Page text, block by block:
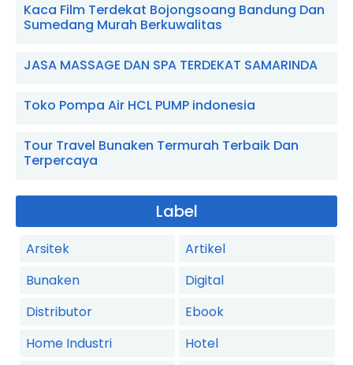
Kaca Film Terdekat Bojongsoang Bandung Dan
Sumedang Murah Berkuwalitas
JASA MASSAGE DAN SPA TERDEKAT SAMARINDA
Toko Pompa Air HCL PUMP indonesia
Tour Travel Bunaken Termurah Terbaik Dan
Terpercaya
Label
Arsitek
Artikel
Bunaken
Digital
Distributor
Ebook
Home Industri
Hotel